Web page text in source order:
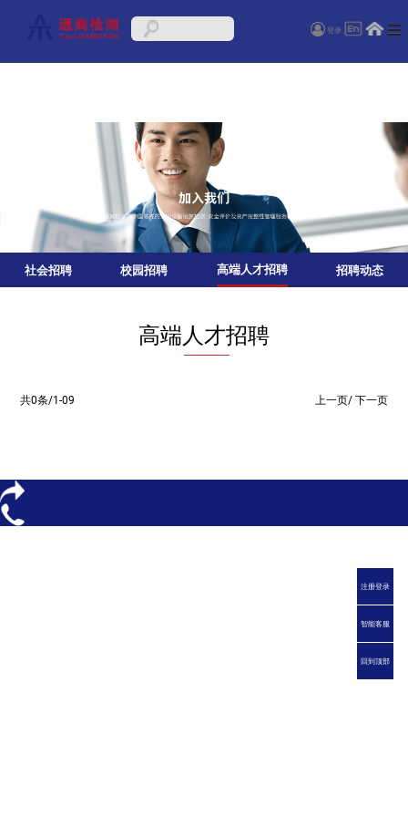
登录
社会招聘 校园招聘 高端人才招聘 招聘动态
高端人才招聘
共0条/1-09 上一页/ 下一页
注册登录
智能客服
回到顶部